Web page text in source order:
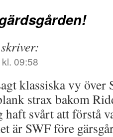
skriver:
09:58
klassiska vy
strax bakom
svårt att förstå
är SWF före